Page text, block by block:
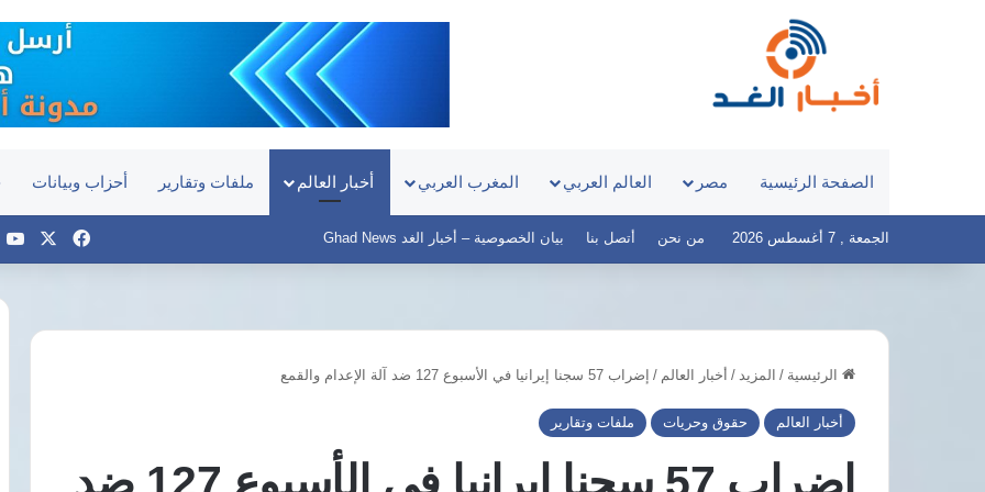
الصفحة الرئيسية مصر العالم العربي المغرب العربي أخبار العالم ملفات وتقارير أحزاب وبيانات
الجمعة , 7 أغسطس 2026 من نحن أتصل بنا بيان الخصوصية – أخبار الغد Ghad News فيسبوك
الرئيسية / المزيد / أخبار العالم / إضراب 57 سجنا إيرانيا في الأسبوع 127 ضد آلة الإعدام والقمع
أخبار العالم حقوق وحريات ملفات وتقارير نور
يكشف
تخصيص
تدهور